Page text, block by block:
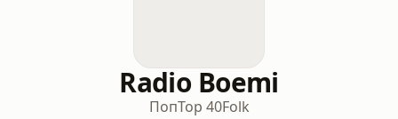
Radio Boemi
ПопTop 40Folk